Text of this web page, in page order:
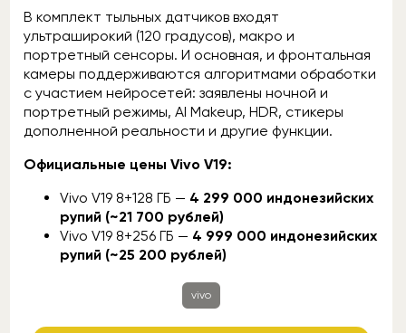
В комплект тыльных датчиков входят
ультраширокий (120 градусов), макро и
портретный сенсоры. И основная, и фронтальная
камеры поддерживаются алгоритмами обработки
с участием нейросетей: заявлены ночной и
портретный режимы, AI Makeup, HDR, стикеры
дополненной реальности и другие функции.
Официальные цены Vivo V19:
Vivo V19 8+128 ГБ — 4 299 000 индонезийских
рупий (~21 700 рублей)
Vivo V19 8+256 ГБ — 4 999 000 индонезийских
рупий (~25 200 рублей)
vivo